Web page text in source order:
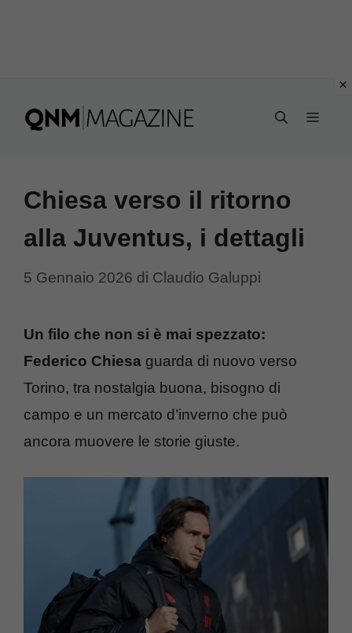
Chiesa verso il ritorno
alla Juventus, i dettagli
5 Gennaio 2026 di Claudio Galuppi
Un filo che non si è mai spezzato:
Federico Chiesa guarda di nuovo verso
Torino, tra nostalgia buona, bisogno di
campo e un mercato d’inverno che può
ancora muovere le storie giuste.